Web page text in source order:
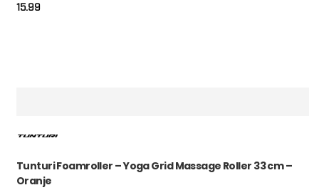
15.99
Tunturi Foamroller – Yoga Grid Massage Roller 33 cm –
Oranje